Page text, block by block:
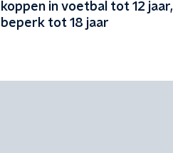
koppen in voetbal tot 12 jaar,
beperk tot 18 jaar